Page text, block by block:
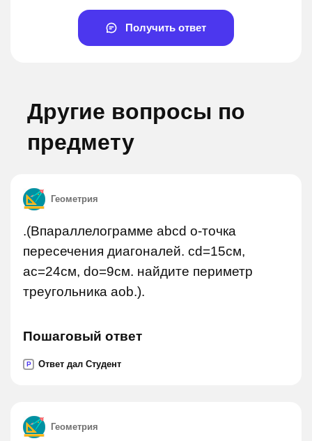
Получить ответ
Другие вопросы по
предмету
Геометрия
.(Впараллелограмме abcd о-точка
пересечения диагоналей. сd=15см,
ac=24см, do=9см. найдите периметр
треугольника aob.).
Пошаговый ответ
P Ответ дал Студент
Геометрия